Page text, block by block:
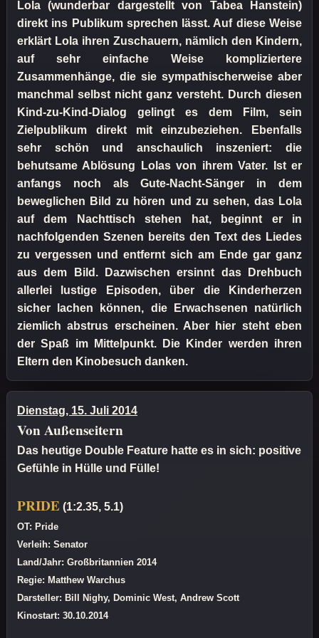
Lola (wunderbar dargestellt von Tabea Hanstein)
direkt ins Publikum sprechen lässt. Auf diese Weise
erklärt Lola ihren Zuschauern, nämlich den Kindern,
auf sehr einfache Weise kompliziertere
Zusammenhänge, die sie sympathischerweise aber
manchmal selbst nicht ganz versteht. Durch diesen
Kind-zu-Kind-Dialog gelingt es dem Film, sein
Zielpublikum direkt mit einzubeziehen. Ebenfalls
sehr schön und anschaulich inszeniert: die
behutsame Ablösung Lolas von ihrem Vater. Ist er
anfangs noch als Gute-Nacht-Sänger in dem
beweglichen Bild zu hören und zu sehen, das Lola
auf dem Nachttisch stehen hat, beginnt er in
nachfolgenden Szenen bereits den Text des Liedes
zu vergessen und entfernt sich am Ende gar ganz
aus dem Bild. Dazwischen ersinnt das Drehbuch
allerlei lustige Episoden, über die Kinderherzen
sicher lachen können, die Erwachsenen natürlich
ziemlich abstrus erscheinen. Aber hier steht eben
der Spaß im Mittelpunkt. Die Kinder werden ihren
Eltern den Kinobesuch danken.
Dienstag, 15. Juli 2014
Von Außenseitern
Das heutige Double Feature hatte es in sich: positive
Gefühle in Hülle und Fülle!
PRIDE (1:2.35, 5.1)
OT: Pride
Verleih: Senator
Land/Jahr: Großbritannien 2014
Regie: Matthew Warchus
Darsteller: Bill Nighy, Dominic West, Andrew Scott
Kinostart: 30.10.2014